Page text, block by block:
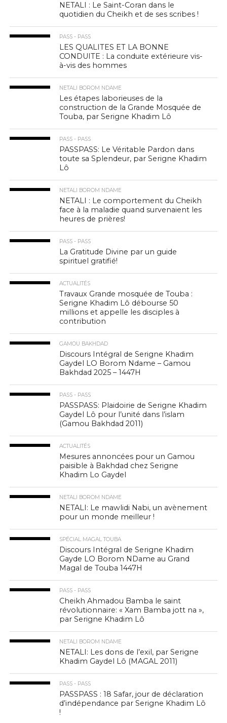
NETALI : Le Saint-Coran dans le
quotidien du Cheikh et de ses scribes !
PASS - PASS
LES QUALITES ET LA BONNE
CONDUITE : La conduite extérieure vis-
à-vis des hommes
NETALI BOROM NDAME
Les étapes laborieuses de la
construction de la Grande Mosquée de
Touba, par Serigne Khadim Lô
PASS - PASS
PASSPASS: Le Véritable Pardon dans
toute sa Splendeur, par Serigne Khadim
Lô
NETALI BOROM NDAME
NETALI : Le comportement du Cheikh
face à la maladie quand survenaient les
heures de prières!
PASS - PASS
La Gratitude Divine par un guide
spirituel gratifié!
ACTUALITÉS
Travaux Grande mosquée de Touba :
Serigne Khadim Lô débourse 50
millions et appelle les disciples à
contribution
GAMOU BAKHDAD
Discours Intégral de Serigne Khadim
Gaydel LO Borom Ndame – Gamou
Bakhdad 2025 – 1447H
PASS - PASS
PASSPASS: Plaidoirie de Serigne Khadim
Gaydel Lô pour l’unité dans l’islam
(Gamou Bakhdad 2011)
ACTUALITÉS
Mesures annoncées pour un Gamou
paisible à Bakhdad chez Serigne
Khadim Lo Gaydel
NETALI BOROM NDAME
NETALI: Le mawlidi Nabi, un avènement
pour un monde meilleur !
SPÉCIAL MAGAL TOUBA
Discours Intégral de Serigne Khadim
Gayde LO Borom NDame au Grand
Magal de Touba 1447H
PASS - PASS
Cheikh Ahmadou Bamba le saint
révolutionnaire: « Xam Bamba jott na »,
par Serigne Khadim Lô
NETALI BOROM NDAME
NETALI: Les dons de l’exil, par Serigne
Khadim Gaydel Lô (MAGAL 2011)
PASS - PASS
PASSPASS : 18 Safar, jour de déclaration
d’indépendance par Serigne Khadim Lô
!